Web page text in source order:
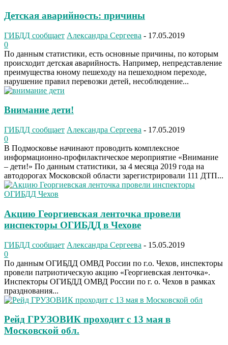
Детская аварийность: причины
ГИБДД сообщает Александра Сергеева - 17.05.2019
0
По данным статистики, есть основные причины, по которым
происходит детская аварийность. Например, непредставление
преимущества юному пешеходу на пешеходном переходе,
нарушение правил перевозки детей, несоблюдение...
Внимание дети!
ГИБДД сообщает Александра Сергеева - 17.05.2019
0
В Подмосковье начинают проводить комплексное
информационно-профилактическое мероприятие «Внимание
– дети!» По данным статистики, за 4 месяца 2019 года на
автодорогах Московской области зарегистрировали 111 ДТП...
Акцию Георгиевская ленточка провели
инспекторы ОГИБДД в Чехове
ГИБДД сообщает Александра Сергеева - 15.05.2019
0
По данным ОГИБДД ОМВД России по г.о. Чехов, инспекторы
провели патриотическую акцию «Георгиевская ленточка».
Инспекторы ОГИБДД ОМВД России по г. о. Чехов в рамках
празднования...
Рейд ГРУЗОВИК проходит с 13 мая в
Московской обл.